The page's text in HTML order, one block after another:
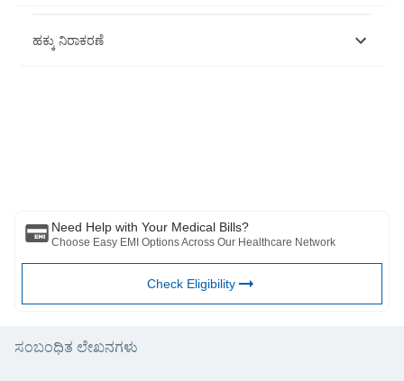
https://www.pcrm.org/news/blog/foods-boost-immune-system
ಹಕ್ಕು ನಿರಾಕರಣೆ
ಒದಗಿಸಲಾದ ಸೇವೆಗಳು.
Need Help with Your Medical Bills?
Choose Easy EMI Options Across Our Healthcare Network
Check Eligibility
ಸಂಬಂಧಿತ ಲೇಖನಗಳು